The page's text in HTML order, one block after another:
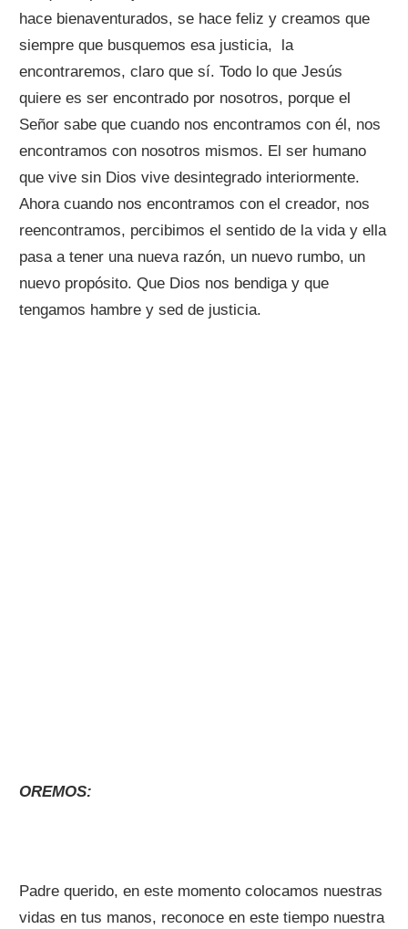
hace bienaventurados, se hace feliz y creamos que
siempre que busquemos esa justicia, la
encontraremos, claro que sí. Todo lo que Jesús
quiere es ser encontrado por nosotros, porque el
Señor sabe que cuando nos encontramos con él, nos
encontramos con nosotros mismos. El ser humano
que vive sin Dios vive desintegrado interiormente.
Ahora cuando nos encontramos con el creador, nos
reencontramos, percibimos el sentido de la vida y ella
pasa a tener una nueva razón, un nuevo rumbo, un
nuevo propósito. Que Dios nos bendiga y que
tengamos hambre y sed de justicia.
OREMOS:
Padre querido, en este momento colocamos nuestras
vidas en tus manos, reconoce en este tiempo nuestra